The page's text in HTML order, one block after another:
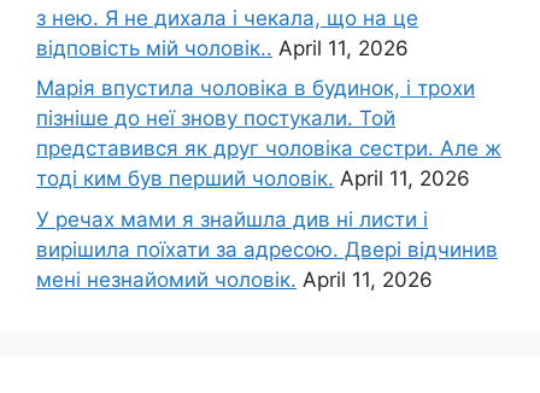
з нею. Я не дихала і чекала, що на це
відповість мій чоловік.. April 11, 2026
Марія впустила чоловіка в будинок, і трохи
пізніше до неї знову постукали. Той
представився як друг чоловіка сестри. Але ж
тоді ким був перший чоловік. April 11, 2026
У речах мами я знайшла див ні листи і
вирішила поїхати за адресою. Двері відчинив
мені незнайомий чоловік. April 11, 2026